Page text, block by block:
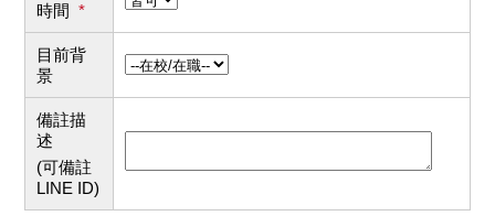
時間 *
目前背
景
備註描
述
(可備註
LINE ID)